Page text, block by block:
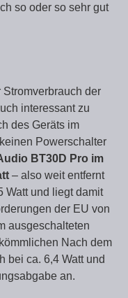
so oder so sehr gut
der
interessant zu
des Geräts im
Powerschalter
BT30D Pro im
– also weit entfernt
Watt und liegt damit
der EU von
ausgeschalteten
Nach dem
bei ca. 6,4 Watt und
an.